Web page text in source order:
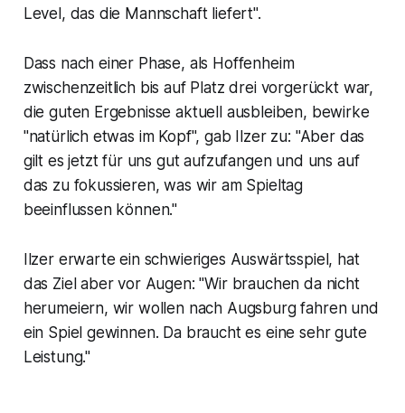
Level, das die Mannschaft liefert".
Dass nach einer Phase, als Hoffenheim
zwischenzeitlich bis auf Platz drei vorgerückt war,
die guten Ergebnisse aktuell ausbleiben, bewirke
"natürlich etwas im Kopf", gab Ilzer zu: "Aber das
gilt es jetzt für uns gut aufzufangen und uns auf
das zu fokussieren, was wir am Spieltag
beeinflussen können."
Ilzer erwarte ein schwieriges Auswärtsspiel, hat
das Ziel aber vor Augen: "Wir brauchen da nicht
herumeiern, wir wollen nach Augsburg fahren und
ein Spiel gewinnen. Da braucht es eine sehr gute
Leistung."